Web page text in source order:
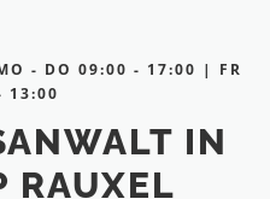
- DO 09:00 - 17:00 | FR
13:00
IN
RAUXEL